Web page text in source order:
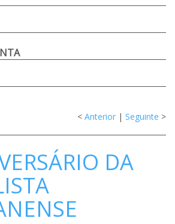
< Anterior | Seguinte >
DA